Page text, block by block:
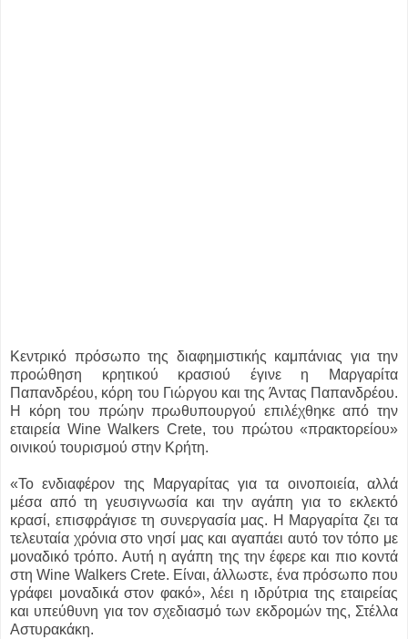
Κεντρικό πρόσωπο της διαφημιστικής καμπάνιας για την
προώθηση κρητικού κρασιού έγινε η Μαργαρίτα
Παπανδρέου, κόρη του Γιώργου και της Άντας Παπανδρέου.
Η κόρη του πρώην πρωθυπουργού επιλέχθηκε από την
εταιρεία Wine Walkers Crete, του πρώτου «πρακτορείου»
οινικού τουρισμού στην Κρήτη.
«Το ενδιαφέρον της Μαργαρίτας για τα οινοποιεία, αλλά
μέσα από τη γευσιγνωσία και την αγάπη για το εκλεκτό
κρασί, επισφράγισε τη συνεργασία μας. Η Μαργαρίτα ζει τα
τελευταία χρόνια στο νησί μας και αγαπάει αυτό τον τόπο με
μοναδικό τρόπο. Αυτή η αγάπη της την έφερε και πιο κοντά
στη Wine Walkers Crete. Είναι, άλλωστε, ένα πρόσωπο που
γράφει μοναδικά στον φακό», λέει η ιδρύτρια της εταιρείας
και υπεύθυνη για τον σχεδιασμό των εκδρομών της, Στέλλα
Αστυρακάκη.